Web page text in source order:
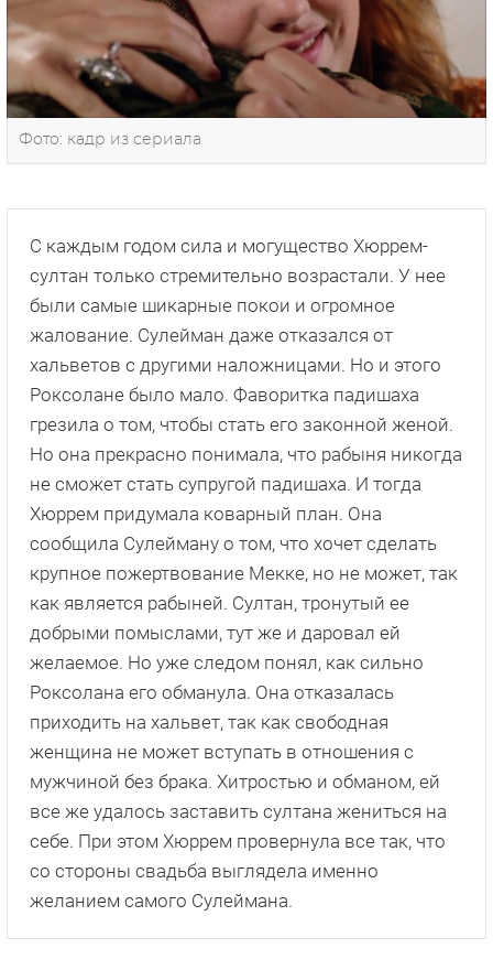
Фото: кадр из сериала
С каждым годом сила и могущество Хюррем-
султан только стремительно возрастали. У нее
были самые шикарные покои и огромное
жалование. Сулейман даже отказался от
хальветов с другими наложницами. Но и этого
Роксолане было мало. Фаворитка падишаха
грезила о том, чтобы стать его законной женой.
Но она прекрасно понимала, что рабыня никогда
не сможет стать супругой падишаха. И тогда
Хюррем придумала коварный план. Она
сообщила Сулейману о том, что хочет сделать
крупное пожертвование Мекке, но не может, так
как является рабыней. Султан, тронутый ее
добрыми помыслами, тут же и даровал ей
желаемое. Но уже следом понял, как сильно
Роксолана его обманула. Она отказалась
приходить на хальвет, так как свободная
женщина не может вступать в отношения с
мужчиной без брака. Хитростью и обманом, ей
все же удалось заставить султана жениться на
себе. При этом Хюррем провернула все так, что
со стороны свадьба выглядела именно
желанием самого Сулеймана.